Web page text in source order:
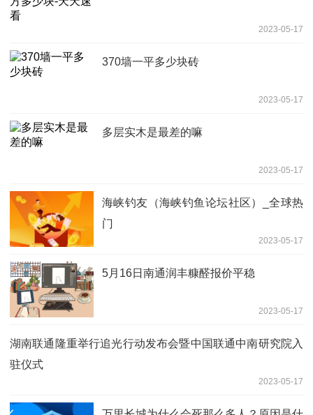
2023-05-17
370墙一平多少块砖
2023-05-17
多层实木是最差的嘛
2023-05-17
海峡钓友（海峡钓鱼论坛社区）_全球热
门
2023-05-17
5月16日南通润丰糠醛报价平稳
2023-05-17
湖南联通隆重举行追光行动发布会暨中国联通中南研究院入
驻仪式
2023-05-17